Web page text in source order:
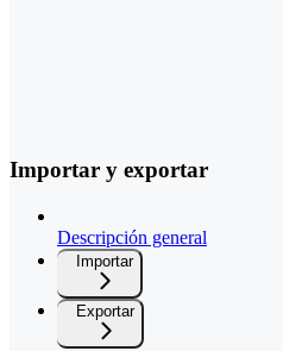
Importar y exportar
Descripción general
Importar
Exportar